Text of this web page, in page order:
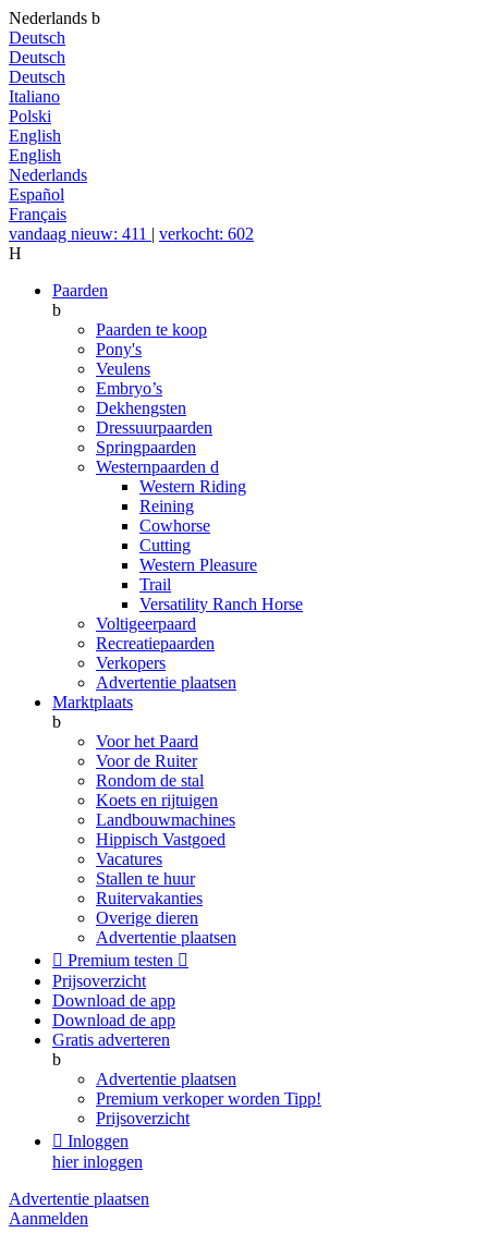
Nederlands b
Deutsch
Deutsch
Deutsch
Italiano
Polski
English
English
Nederlands
Español
Français
vandaag nieuw: 411 | verkocht: 602
H
Paarden
b
Paarden te koop
Pony's
Veulens
Embryo’s
Dekhengsten
Dressuurpaarden
Springpaarden
Westernpaarden d
Western Riding
Reining
Cowhorse
Cutting
Western Pleasure
Trail
Versatility Ranch Horse
Voltigeerpaard
Recreatiepaarden
Verkopers
Advertentie plaatsen
Marktplaats
b
Voor het Paard
Voor de Ruiter
Rondom de stal
Koets en rijtuigen
Landbouwmachines
Hippisch Vastgoed
Vacatures
Stallen te huur
Ruitervakanties
Overige dieren
Advertentie plaatsen
 Premium testen 
Prijsoverzicht
Download de app
Download de app
Gratis adverteren
b
Advertentie plaatsen
Premium verkoper worden Tipp!
Prijsoverzicht
 Inloggen
hier inloggen
Advertentie plaatsen
Aanmelden